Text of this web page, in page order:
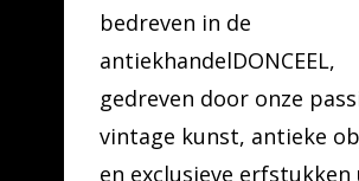
bedreven in de
antiekhandelDONCEEL,
gedreven door onze
vintage kunst, antieke
en exclusieve erfstukken